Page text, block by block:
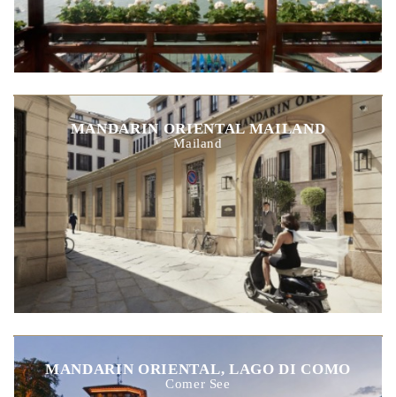
MANDARIN ORIENTAL MAILAND
Mailand
MANDARIN ORIENTAL, LAGO DI COMO
Comer See